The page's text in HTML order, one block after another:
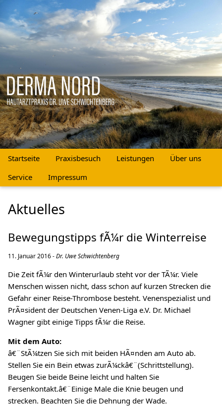
Startseite Praxisbesuch Leistungen
Über uns
Service
Impressum
Aktuelles
Bewegungstipps fÃ¼r die Winterreise
11. Januar 2016 -Dr. Uwe Schwichtenberg
Die Zeit fÃ¼r den Winterurlaub steht vor der TÃ¼r. Viele
Menschen wissen nicht, dass schon auf kurzen Strecken die
Gefahr einer Reise-Thrombose besteht. Venenspezialist und
PrÃ¤sident der Deutschen Venen-Liga e.V. Dr. Michael
Wagner gibt einige Tipps fÃ¼r die Reise.
Mit dem Auto:
â€¨StÃ¼tzen Sie sich mit beiden HÃ¤nden am Auto ab.
Stellen Sie ein Bein etwas zurÃ¼ckâ€¨(Schrittstellung).
Beugen Sie beide Beine leicht und halten Sie
Fersenkontakt.â€¨Einige Male die Knie beugen und
strecken. Beachten Sie die Dehnung der Wade.